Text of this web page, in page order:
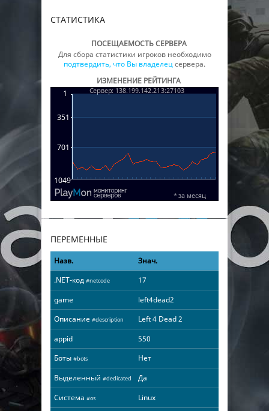
СТАТИСТИКА
ПОСЕЩАЕМОСТЬ СЕРВЕРА
Для сбора статистики игроков необходимо
подтвердить, что Вы владелецсервера.
ИЗМЕНЕНИЕ РЕЙТИНГА
ПЕРЕМЕННЫЕ
Назв.
Знач.
.NET-код #netcode
17
game
left4dead2
Описание #description
Left 4 Dead 2
appid
550
Боты #bots
Нет
Выделенный #dedicated
Да
Система #os
Linux